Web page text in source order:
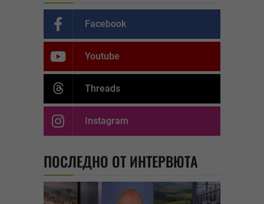
Facebook
Youtube
Threads
Instagram
ПОСЛЕДНО ОТ ИНТЕРВЮТА